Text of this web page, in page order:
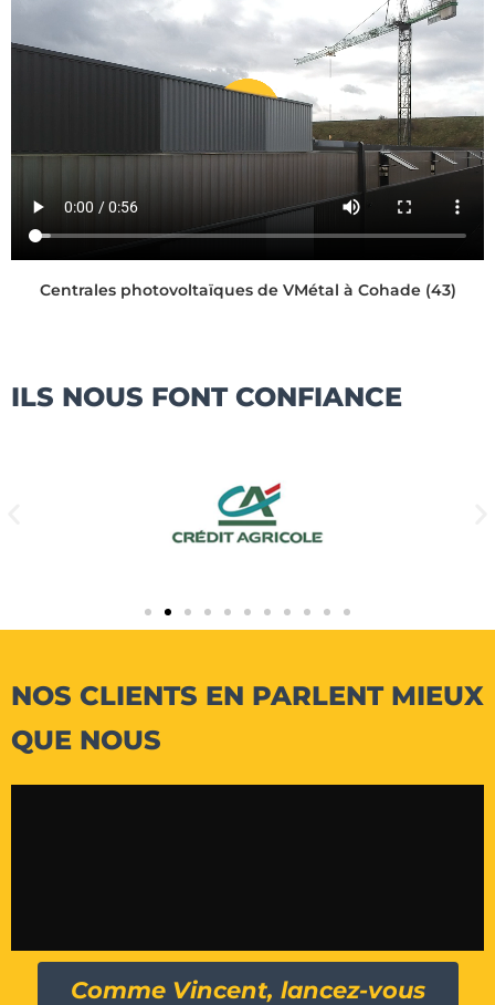
Centrales photovoltaïques de VMétal à Cohade (43)
ILS NOUS FONT CONFIANCE
NOS CLIENTS EN PARLENT MIEUX
QUE NOUS
Comme Vincent, lancez-vous